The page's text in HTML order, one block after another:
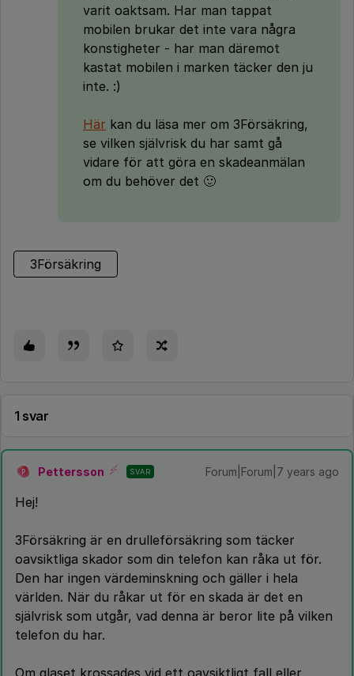
varit oaktsam. Har man tappat
mobilen brukar det inte vara några
konstigheter - har man däremot
kastat mobilen i marken täcker den ju
inte. :)
Här kan du läsa mer om 3Försäkring,
se vilken självrisk du har samt gå
vidare för att göra en skadeanmälan
om du behöver det 🙂
3Försäkring
1 svar
P Pettersson SVAR Forum|Forum|7 years ago
Hej!
3Försäkring är en drulleförsäkring som täcker
oavsiktliga skador som din telefon kan råka ut för.
Den har ingen värdeminskning och gäller i hela
världen. När du råkar ut för en skada är det en
självrisk som utgår, vad denna är beror lite på vilken
telefon du har.
Om glaset krossades vid ett oavsiktligt fall eller